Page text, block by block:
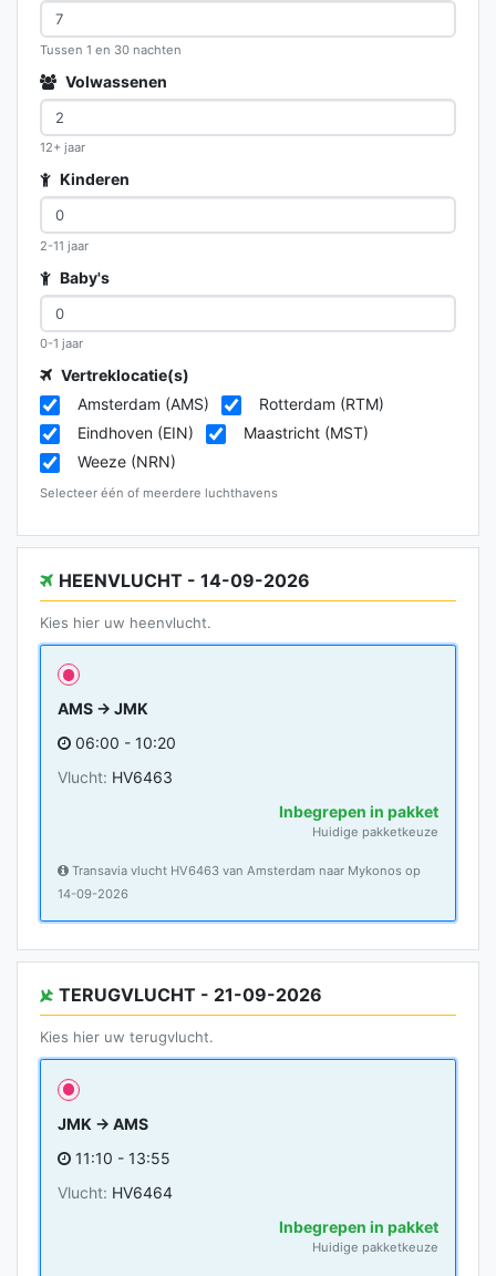
Tussen 1 en 30 nachten
Volwassenen
12+ jaar
Kinderen
2-11 jaar
Baby's
0-1 jaar
Vertreklocatie(s)
Amsterdam (AMS)
Rotterdam (RTM)
Eindhoven (EIN)
Maastricht (MST)
Weeze (NRN)
Selecteer één of meerdere luchthavens
HEENVLUCHT - 14-09-2026
Kies hier uw heenvlucht.
AMS → JMK
06:00 - 10:20
Vlucht: HV6463
Inbegrepen in pakket
Huidige pakketkeuze
Transavia vlucht HV6463 van Amsterdam naar Mykonos op
14-09-2026
TERUGVLUCHT - 21-09-2026
Kies hier uw terugvlucht.
JMK → AMS
11:10 - 13:55
Vlucht: HV6464
Inbegrepen in pakket
Huidige pakketkeuze